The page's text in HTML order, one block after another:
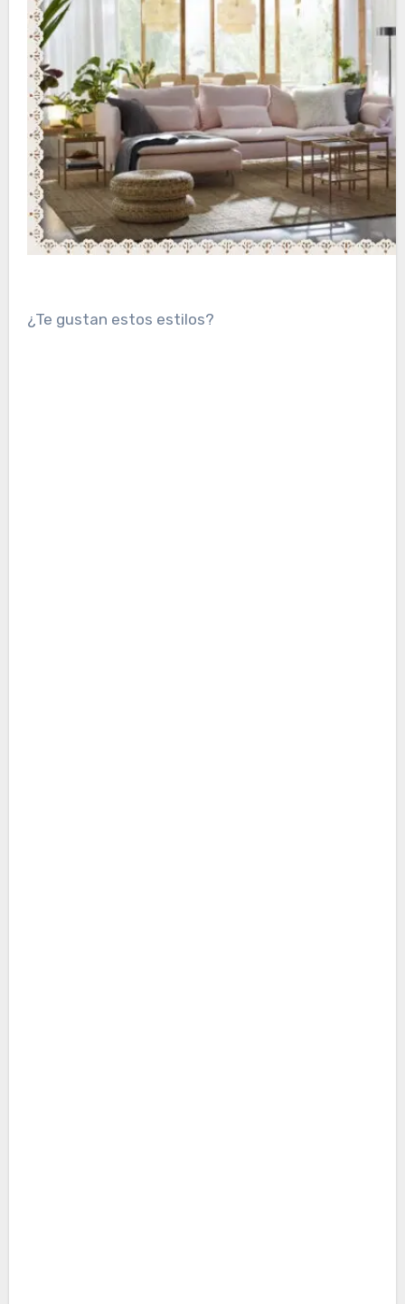
¿Te gustan estos estilos?